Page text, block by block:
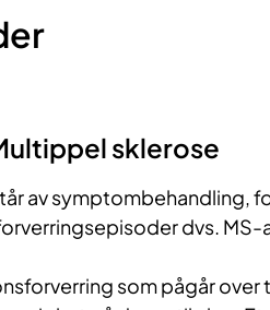
sklerose
av symptombehandling,
dvs. MS-
som pågår over